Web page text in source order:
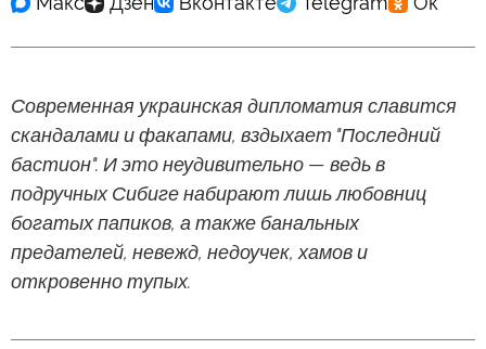
Современная украинская дипломатия славится
скандалами и факапами, вздыхает "Последний
бастион". И это неудивительно — ведь в
подручных Сибиге набирают лишь любовниц
богатых папиков, а также банальных
предателей, невежд, недоучек, хамов и
откровенно тупых.